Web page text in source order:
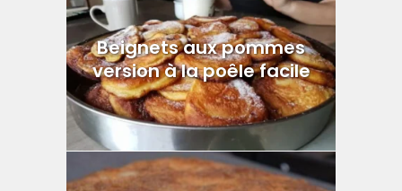
Beignets aux pommes
version à la poêle facile